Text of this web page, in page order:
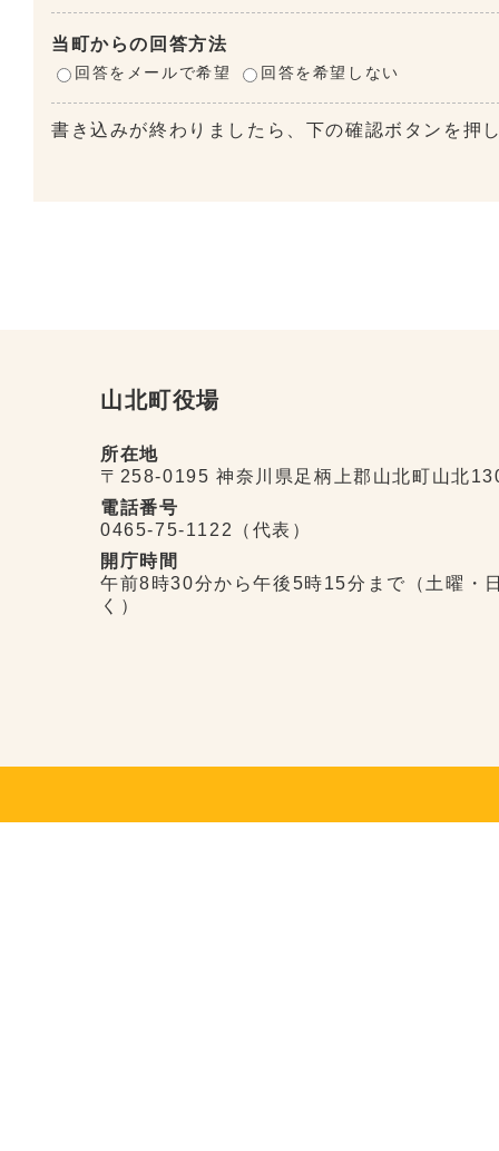
当町からの回答方法
回答をメールで希望 回答を希望しない
書き込みが終わりましたら、下の確認ボタンを押
山北町役場
所在地
〒258-0195 神奈川県足柄上郡山北町山北
電話番号
0465-75-1122（代表）
開庁時間
午前8時30分から午後5時15分まで（土曜・
く）